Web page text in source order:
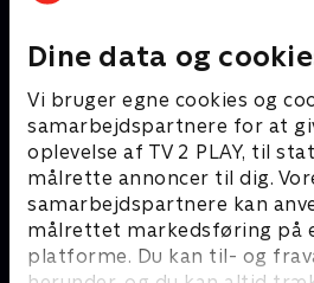
Dine data og
Vi bruger egne cookies og
samarbejdspartnere for at
oplevelse af TV 2 PLAY, til
målrette annoncer til dig.
samarbejdspartnere kan
målrettet markedsføring på
platforme. Du kan til- og
Drabet i skoven
Dokumentar • 1 sæsoner